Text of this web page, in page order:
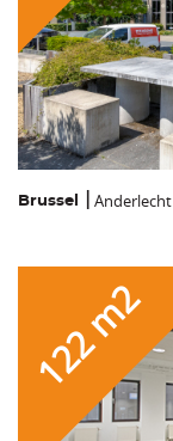
Brussel Anderlecht
122 m2